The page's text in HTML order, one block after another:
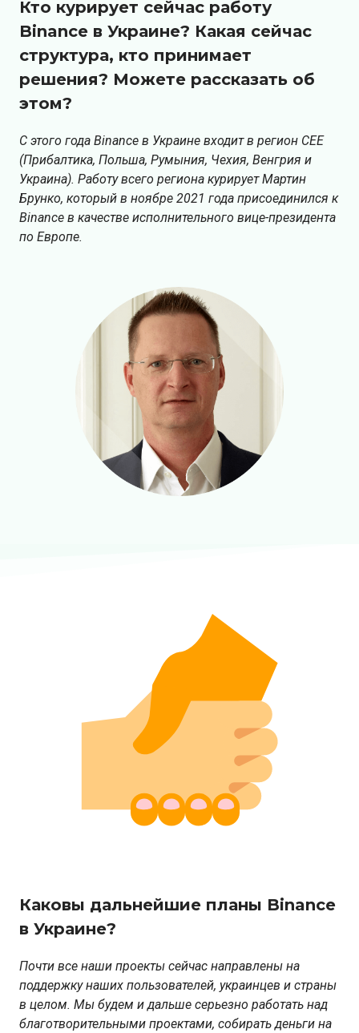
Кто курирует сейчас работу
Binance в Украине? Какая сейчас
структура, кто принимает
решения? Можете рассказать об
этом?
С этого года Binance в Украине входит в регион СEE
(Прибалтика, Польша, Румыния, Чехия, Венгрия и
Украина). Работу всего региона курирует Мартин
Брунко, который в ноябре 2021 года присоединился к
Binance в качестве исполнительного вице-президента
по Европе.
Каковы дальнейшие планы Binance
в Украине?
Почти все наши проекты сейчас направлены на
поддержку наших пользователей, украинцев и страны
в целом. Мы будем и дальше серьезно работать над
благотворительными проектами, собирать деньги на